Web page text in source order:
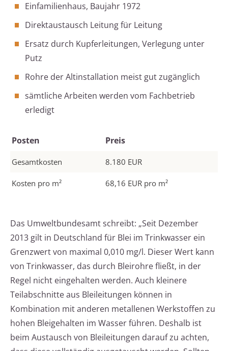
Einfamilienhaus, Baujahr 1972
Direktaustausch Leitung für Leitung
Ersatz durch Kupferleitungen, Verlegung unter
Putz
Rohre der Altinstallation meist gut zugänglich
sämtliche Arbeiten werden vom Fachbetrieb
erledigt
Posten Preis
Gesamtkosten 8.180 EUR
Kosten pro m² 68,16 EUR pro m²
Das Umweltbundesamt schreibt: „Seit Dezember
2013 gilt in Deutschland für Blei im Trinkwasser ein
Grenzwert von maximal 0,010 mg/l. Dieser Wert kann
von Trinkwasser, das durch Bleirohre fließt, in der
Regel nicht eingehalten werden. Auch kleinere
Teilabschnitte aus Bleileitungen können in
Kombination mit anderen metallenen Werkstoffen zu
hohen Bleigehalten im Wasser führen. Deshalb ist
beim Austausch von Bleileitungen darauf zu achten,